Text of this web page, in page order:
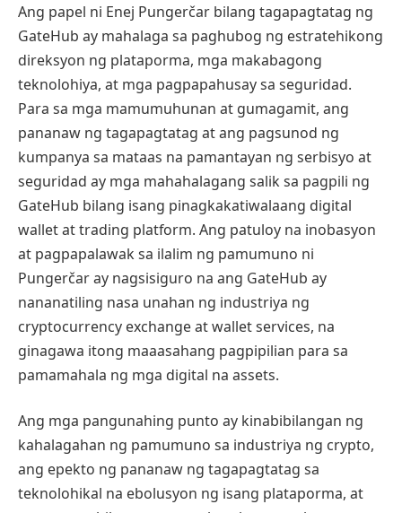
Ang papel ni Enej Pungerčar bilang tagapagtatag ng
GateHub ay mahalaga sa paghubog ng estratehikong
direksyon ng plataporma, mga makabagong
teknolohiya, at mga pagpapahusay sa seguridad.
Para sa mga mamumuhunan at gumagamit, ang
pananaw ng tagapagtatag at ang pagsunod ng
kumpanya sa mataas na pamantayan ng serbisyo at
seguridad ay mga mahahalagang salik sa pagpili ng
GateHub bilang isang pinagkakatiwalaang digital
wallet at trading platform. Ang patuloy na inobasyon
at pagpapalawak sa ilalim ng pamumuno ni
Pungerčar ay nagsisiguro na ang GateHub ay
nananatiling nasa unahan ng industriya ng
cryptocurrency exchange at wallet services, na
ginagawa itong maaasahang pagpipilian para sa
pamamahala ng mga digital na assets.
Ang mga pangunahing punto ay kinabibilangan ng
kahalagahan ng pamumuno sa industriya ng crypto,
ang epekto ng pananaw ng tagapagtatag sa
teknolohikal na ebolusyon ng isang plataporma, at